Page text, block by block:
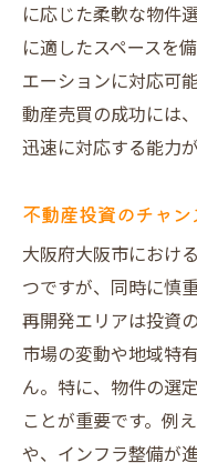
に応じた柔軟な物件
に適したスペースを
エーションに対応可
動産売買の成功には
迅速に対応する能力
不動産投資のチャン
大阪府大阪市におけ
つですが、同時に慎
再開発エリアは投資
市場の変動や地域特
ん。特に、物件の選
ことが重要です。例
や、インフラ整備が